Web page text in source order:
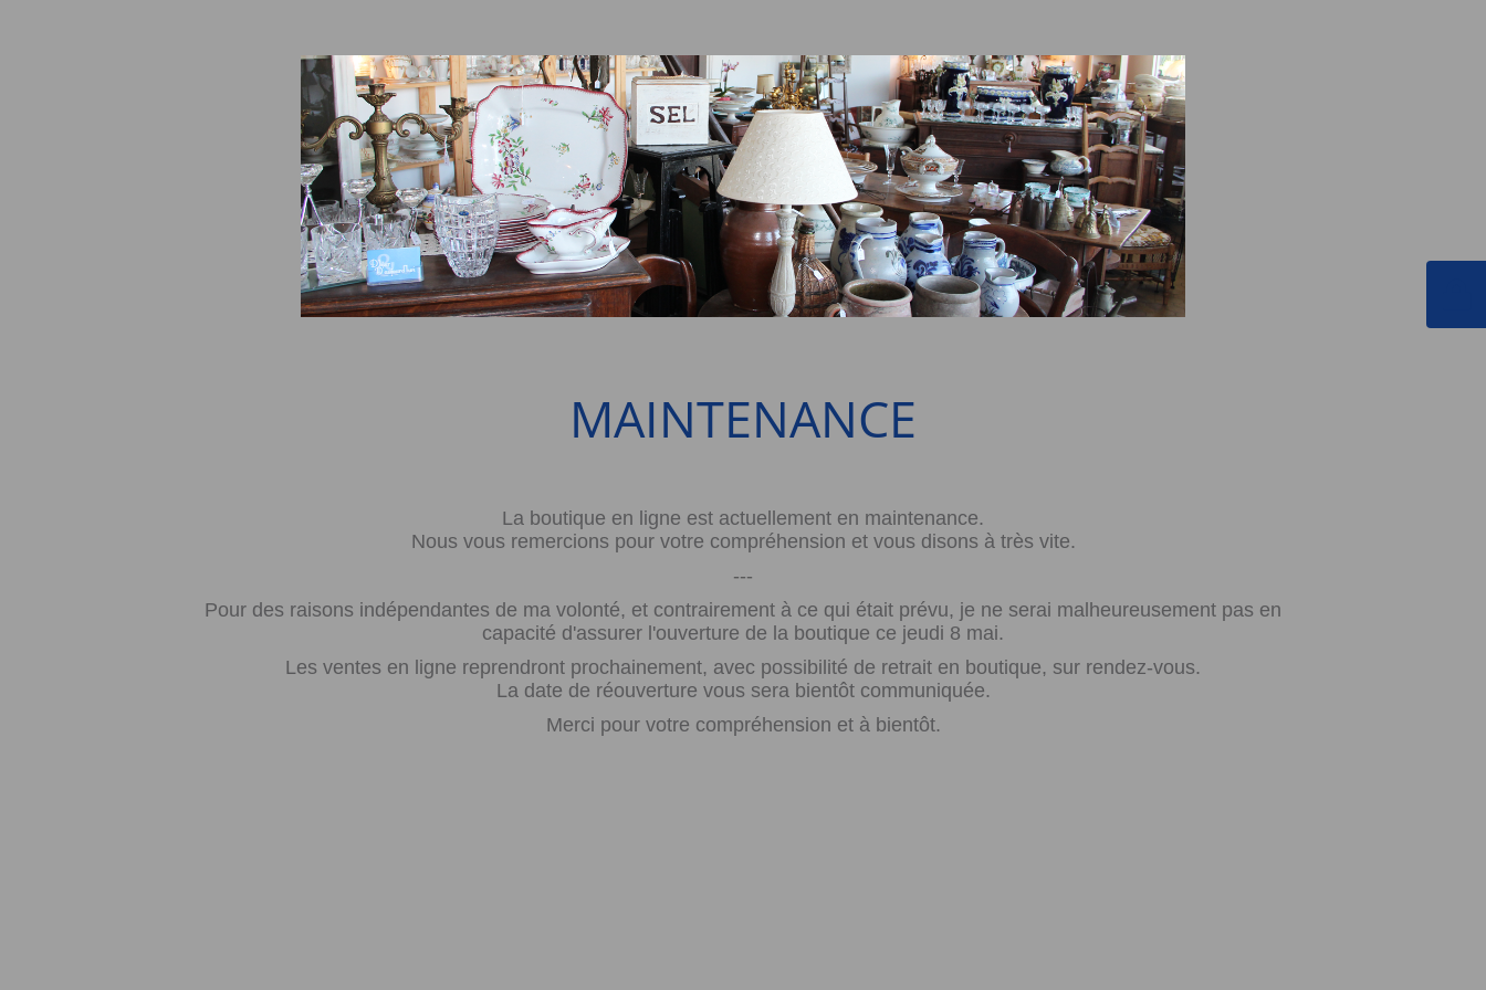
MAINTENANCE
La boutique en ligne est actuellement en maintenance.
Nous vous remercions pour votre compréhension et vous disons à très vite.
---
Pour des raisons indépendantes de ma volonté, et contrairement à ce qui était prévu, je ne serai malheureusement pas en
capacité d'assurer l'ouverture de la boutique ce jeudi 8 mai.
Les ventes en ligne reprendront prochainement, avec possibilité de retrait en boutique, sur rendez-vous.
La date de réouverture vous sera bientôt communiquée.
Merci pour votre compréhension et à bientôt.